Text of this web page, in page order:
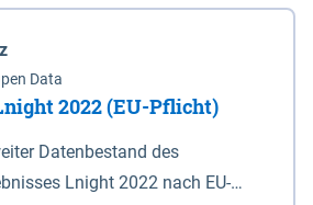
im Europäischen
1989 (ETRS 89) mit
Mercator-Abbildung
32 N (UTM 32N) dargestellt
gilt für die geografischen
Data
2022 (EU-Pflicht)
Datenbestand des
Lnight 2022 nach EU-